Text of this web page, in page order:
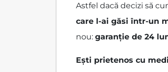
Astfel dacă decizi să
care l-ai găsi într-un
nou: garanție de 24
Ești prietenos cu